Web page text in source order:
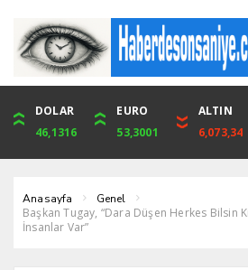
DOLAR
46,1316
EURO
53,3001
ALTIN
6,073,34
ONS
4,094,16
ALTIN
6,073,34
ÇEYREK
9,929,91
Anasayfa Genel
Başkan Tugay, “Dara Düşen Herkes Bilsin
İnsanlar Var”